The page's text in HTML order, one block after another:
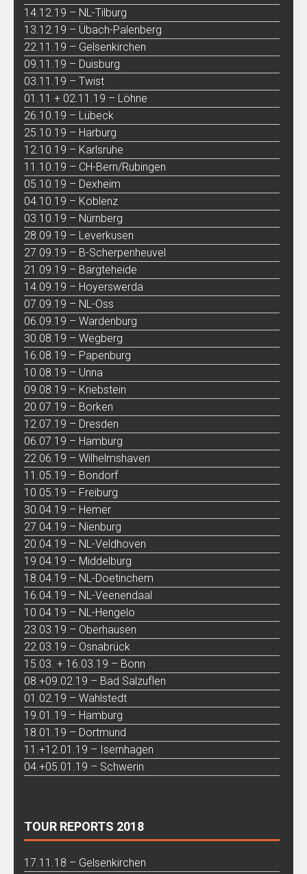
14.12.19 – NL-Tilburg
13.12.19 – Übach-Palenberg
22.11.19 – Gelsenkirchen
09.11.19 – Duisburg
03.11.19 – Twist
01.11 + 02.11.19 – Löhne
26.10.19 – Lübeck
25.10.19 – Harburg
12.10.19 – Karlsruhe
11.10.19 – CH-Bern/Rubingen
05.10.19 – Dexheim
04.10.19 – Koblenz
03.10.19 – Nürnberg
28.09.19 – Leverkusen
27.09.19 – B-Scherpenheuvel
21.09.19 – Bargteheide
14.09.19 – Hoyerswerda
07.09.19 – NL-Oss
06.09.19 – Wardenburg
30.08.19 – Wegberg
16.08.19 – Papenburg
10.08.19 – Unna
09.08.19 – Kriebstein
20.07.19 – Borken
12.07.19 – Dresden
06.07.19 – Hamburg
22.06.19 – Wilhelmshaven
11.05.19 – Bondorf
10.05.19 – Freiburg
30.04.19 – Hemer
27.04.19 – Nienburg
20.04.19 – NL-Veldhoven
19.04.19 – Middelburg
18.04.19 – NL-Doetinchem
16.04.19 – NL-Veenendaal
10.04.19 – NL-Hengelo
23.03.19 – Oberhausen
22.03.19 – Osnabrück
15.03. + 16.03.19 – Bonn
08.+09.02.19 – Bad Salzuflen
01.02.19 – Wahlstedt
19.01.19 – Hamburg
18.01.19 – Dortmund
11.+12.01.19 – Isernhagen
04.+05.01.19 – Schwerin
TOUR REPORTS 2018
17.11.18 – Gelsenkirchen